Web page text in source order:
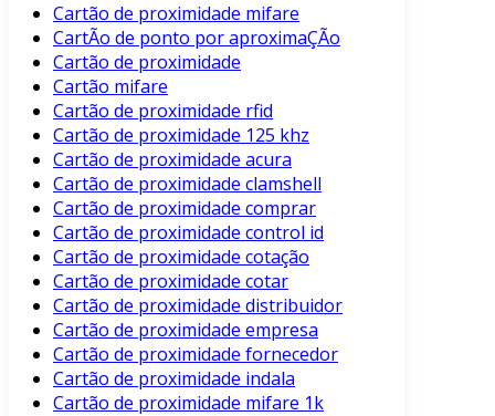
Cartão de proximidade mifare
CartÃo de ponto por aproximaÇÃo
Cartão de proximidade
Cartão mifare
Cartão de proximidade rfid
Cartão de proximidade 125 khz
Cartão de proximidade acura
Cartão de proximidade clamshell
Cartão de proximidade comprar
Cartão de proximidade control id
Cartão de proximidade cotação
Cartão de proximidade cotar
Cartão de proximidade distribuidor
Cartão de proximidade empresa
Cartão de proximidade fornecedor
Cartão de proximidade indala
Cartão de proximidade mifare 1k